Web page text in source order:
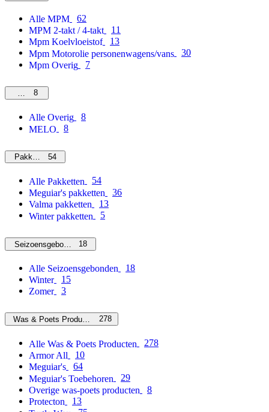
Alle MPM
62
MPM 2-takt / 4-takt
11
Mpm Koelvloeistof
13
Mpm Motorolie personenwagens/vans
30
Mpm Overig
7
Overig
8
Alle Overig
8
MELO
8
Pakketten54
Alle Pakketten
54
Meguiar's pakketten
36
Valma pakketten
13
Winter pakketten
5
Seizoensgebonden18
Alle Seizoensgebonden
18
Winter
15
Zomer
3
Was & Poets Producten 278
Alle Was & Poets Producten
278
Armor All
10
Meguiar's
64
Meguiar's Toebehoren
29
Overige was-poets producten
8
Protecton
13